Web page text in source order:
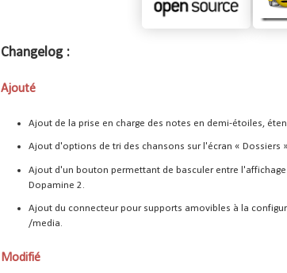
Changelog :
Ajouté
Ajout de la prise en charge des notes en demi-étoiles,
Ajout d'options de tri des chansons sur l'écran « Dossiers
Ajout d'un bouton permettant de basculer entre
Dopamine 2.
Ajout du connecteur pour supports amovibles à la
/media.
Modifié